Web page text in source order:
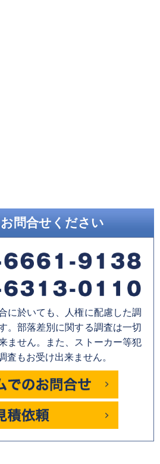
問合せください
に於いても、人権に配慮した調
。部落差別に関する調査は一切
ません。また、ストーカー等犯
査もお受け出来ません。